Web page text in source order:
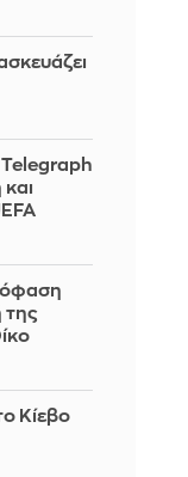
Telegraph
της
Κίεβο